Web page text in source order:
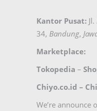
Kantor Pusat: Jl.
34, Bandung,
Marketplace:
Tokopedia –
Chiyo.co.id –
We’re announce